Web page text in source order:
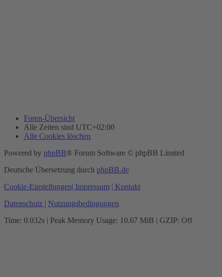
Foren-Übersicht
Alle Zeiten sind UTC+02:00
Alle Cookies löschen
Powered by phpBB® Forum Software © phpBB Limited
Deutsche Übersetzung durch phpBB.de
Cookie-Einstellungen| Impressum | Kontakt
Datenschutz | Nutzungsbedingungen
Time: 0.032s | Peak Memory Usage: 10.67 MiB | GZIP: Off